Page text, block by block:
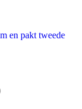
en pakt tweede